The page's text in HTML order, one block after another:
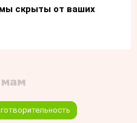
скрыты от ваших